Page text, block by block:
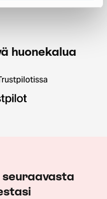
huonekalua